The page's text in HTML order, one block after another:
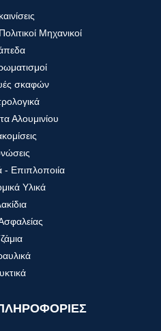
Μηχανικοί
σκαφών
Αλουμινίου
- Επιπλοποιία
Υλικά